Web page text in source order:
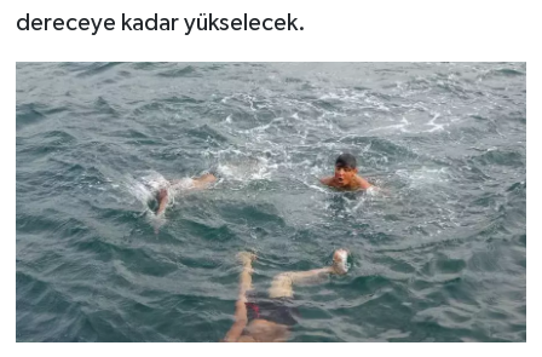
dereceye kadar yükselecek.